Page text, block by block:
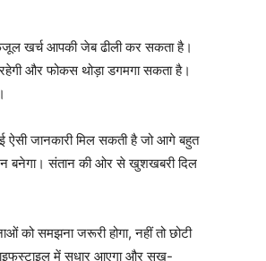
खर्च आपकी जेब ढीली कर सकता है।
और फोकस थोड़ा डगमगा सकता है।
ऐसी जानकारी मिल सकती है जो आगे बहुत
बनेगा। संतान की ओर से खुशखबरी दिल
समझना जरूरी होगा, नहीं तो छोटी
में सुधार आएगा और सुख-